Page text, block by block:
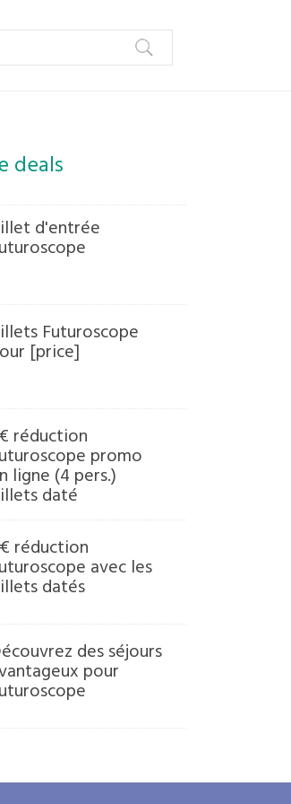
deals
d'entrée
Futuroscope
[price]
réduction
promo
ligne (4 pers.)
daté
réduction
avec les
datés
des séjours
pour